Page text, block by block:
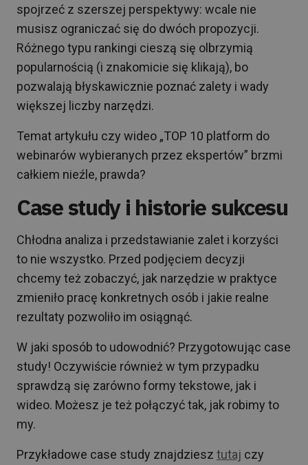
spojrzeć z szerszej perspektywy: wcale nie
musisz ograniczać się do dwóch propozycji.
Różnego typu rankingi cieszą się olbrzymią
popularnością (i znakomicie się klikają), bo
pozwalają błyskawicznie poznać zalety i wady
większej liczby narzędzi.
Temat artykułu czy wideo „TOP 10 platform do
webinarów wybieranych przez ekspertów” brzmi
całkiem nieźle, prawda?
Case study i historie sukcesu
Chłodna analiza i przedstawianie zalet i korzyści
to nie wszystko. Przed podjęciem decyzji
chcemy też zobaczyć, jak narzędzie w praktyce
zmieniło pracę konkretnych osób i jakie realne
rezultaty pozwoliło im osiągnąć.
W jaki sposób to udowodnić? Przygotowując case
study! Oczywiście również w tym przypadku
sprawdzą się zarówno formy tekstowe, jak i
wideo. Możesz je też połączyć tak, jak robimy to
my.
Przykładowe case study znajdziesz tutaj czy